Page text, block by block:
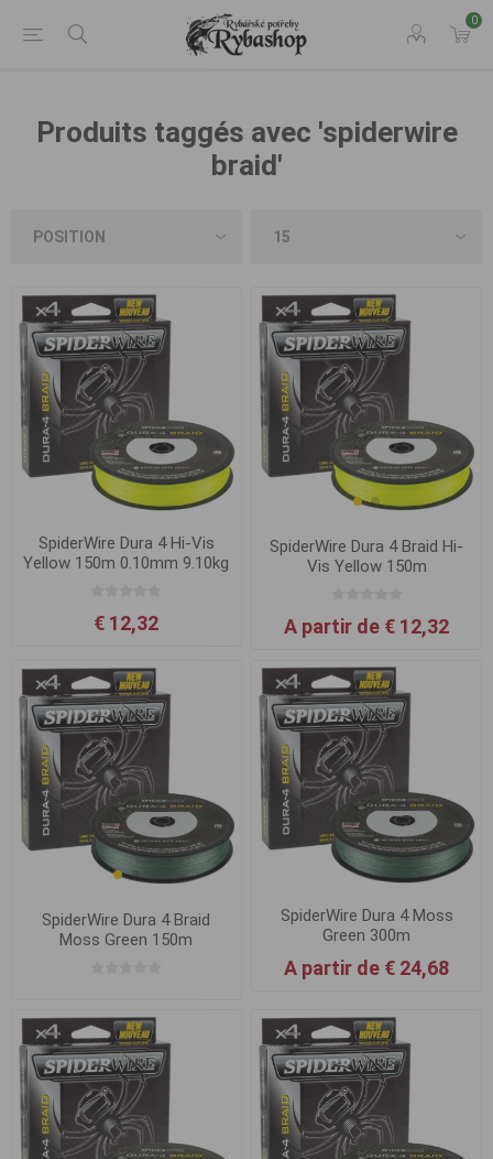
0
Produits taggés avec 'spiderwire
braid'
SpiderWire Dura 4 Hi-Vis
Yellow 150m 0.10mm 9.10kg
€ 12,32
SpiderWire Dura 4 Braid Hi-
Vis Yellow 150m
A partir de € 12,32
SpiderWire Dura 4 Braid
Moss Green 150m
SpiderWire Dura 4 Moss
Green 300m
A partir de € 24,68